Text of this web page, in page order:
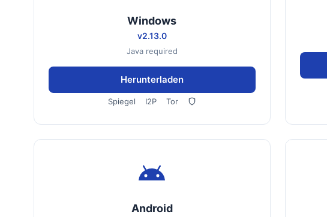
Windows
v2.13.0
Java required
Herunterladen
Spiegel I2P Tor
Android